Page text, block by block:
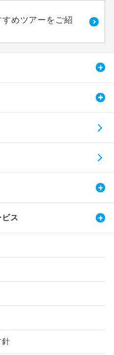
めツアーをご紹
ス
針